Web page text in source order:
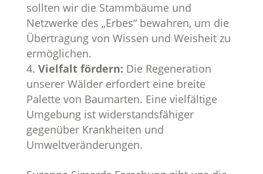
sollten wir die Stammbäume und
Netzwerke des „Erbes“ bewahren, um die
Übertragung von Wissen und Weisheit zu
ermöglichen.
Vielfalt fördern: Die Regeneration
unserer Wälder erfordert eine breite
Palette von Baumarten. Eine vielfältige
Umgebung ist widerstandsfähiger
gegenüber Krankheiten und
Umweltveränderungen.